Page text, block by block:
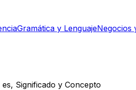
Gramática y LenguajeNegocios
Significado y Concepto